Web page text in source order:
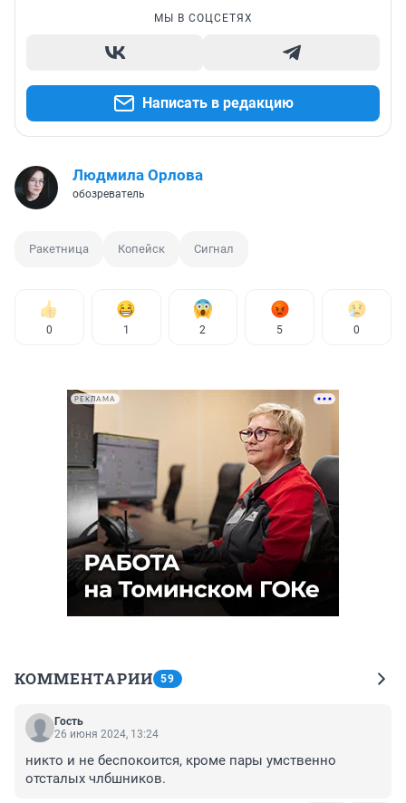
МЫ В СОЦСЕТЯХ
Написать в редакцию
Людмила Орлова
обозреватель
Ракетница Копейск Сигнал
0 1 2 5 0
РЕКЛАМА
КОММЕНТАРИИ 59
Гость
26 июня 2024, 13:24
никто и не беспокоится, кроме пары умственно
отсталых члбшников.